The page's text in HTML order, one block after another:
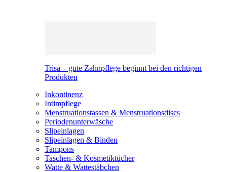
Trisa – gute Zahnpflege beginnt bei den richtigen
Produkten
Inkontinenz
Intimpflege
Menstruationstassen & Menstruationsdiscs
Periodenunterwäsche
Slipeinlagen
Slipeinlagen & Binden
Tampons
Taschen- & Kosmetiktücher
Watte & Wattestäbchen